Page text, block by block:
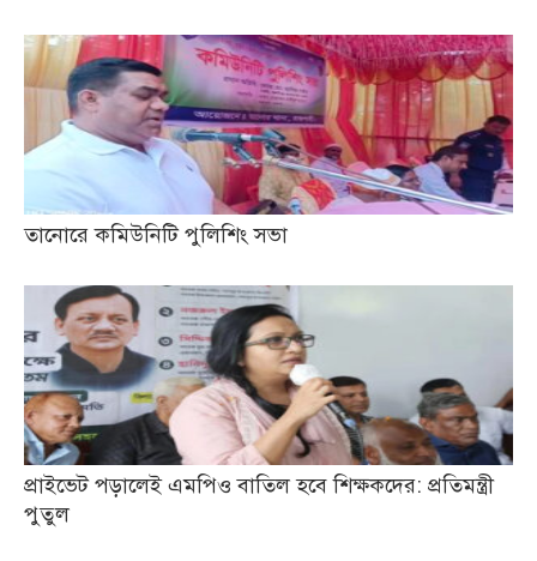
তানোরে কমিউনিটি পুলিশিং সভা
প্রাইভেট পড়ালেই এমপিও বাতিল হবে শিক্ষকদের: প্রতিমন্ত্রী
পুতুল